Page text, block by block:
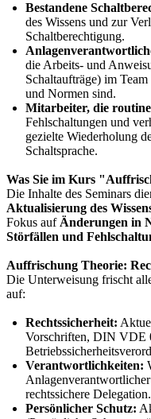
Bestandene
des Wissens und zur
Schaltberechtigung.
die Arbeits- und
Schaltaufträge) im
und Normen sind.
Mitarbeiter, die
Fehlschaltungen und
gezielte Wiederholung
Schaltsprache.
Was Sie im Kurs
Die Inhalte des Seminars
Aktualisierung des
Fokus auf Änderungen in
Störfällen und
Auffrischung Theorie:
Die Unterweisung frischt
auf:
Rechtssicherheit:
Vorschriften, DIN VDE
Verantwortlichkeiten:
rechtssichere Delegation.
Persönlicher Schutz: